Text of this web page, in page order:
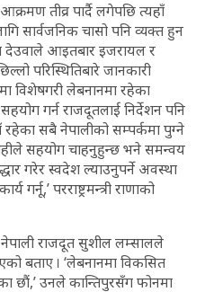
तीव्र पार्दै लगेपछि त्यहाँ
सार्वजनिक चासो पनि व्यक्त हुन
देउवाले आइतबार इजरायल र
परिस्थितिबारे जानकारी
विशेषगरी लेबनानमा रहेका
गर्न राजदूतलाई निर्देशन पनि
रहेका सबै नेपालीको सम्पर्कमा पुग्ने
सहयोग चाहनुहुन्छ भने समन्वय
गरेर स्वदेश ल्याउनुपर्ने अवस्था
परराष्ट्रमन्त्री राणाको
नेपाली राजदूत सुशील लम्सालले
बताए । ‘लेबनानमा विकसित
छौं,’ उनले कान्तिपुरसँग फोनमा